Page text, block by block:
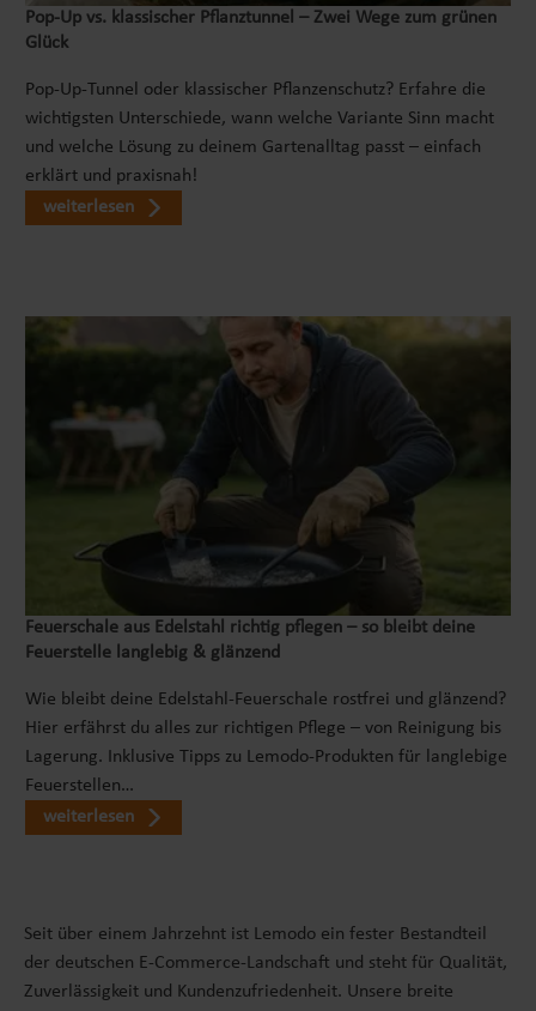
Pop‑Up vs. klassischer Pflanztunnel – Zwei Wege zum grünen
Glück
Pop-Up-Tunnel oder klassischer Pflanzenschutz? Erfahre die
wichtigsten Unterschiede, wann welche Variante Sinn macht
und welche Lösung zu deinem Gartenalltag passt – einfach
erklärt und praxisnah!
weiterlesen
Feuerschale aus Edelstahl richtig pflegen – so bleibt deine
Feuerstelle langlebig & glänzend
Wie bleibt deine Edelstahl-Feuerschale rostfrei und glänzend?
Hier erfährst du alles zur richtigen Pflege – von Reinigung bis
Lagerung. Inklusive Tipps zu Lemodo-Produkten für langlebige
Feuerstellen…
weiterlesen
Seit über einem Jahrzehnt ist Lemodo ein fester Bestandteil
der deutschen E-Commerce-Landschaft und steht für Qualität,
Zuverlässigkeit und Kundenzufriedenheit. Unsere breite